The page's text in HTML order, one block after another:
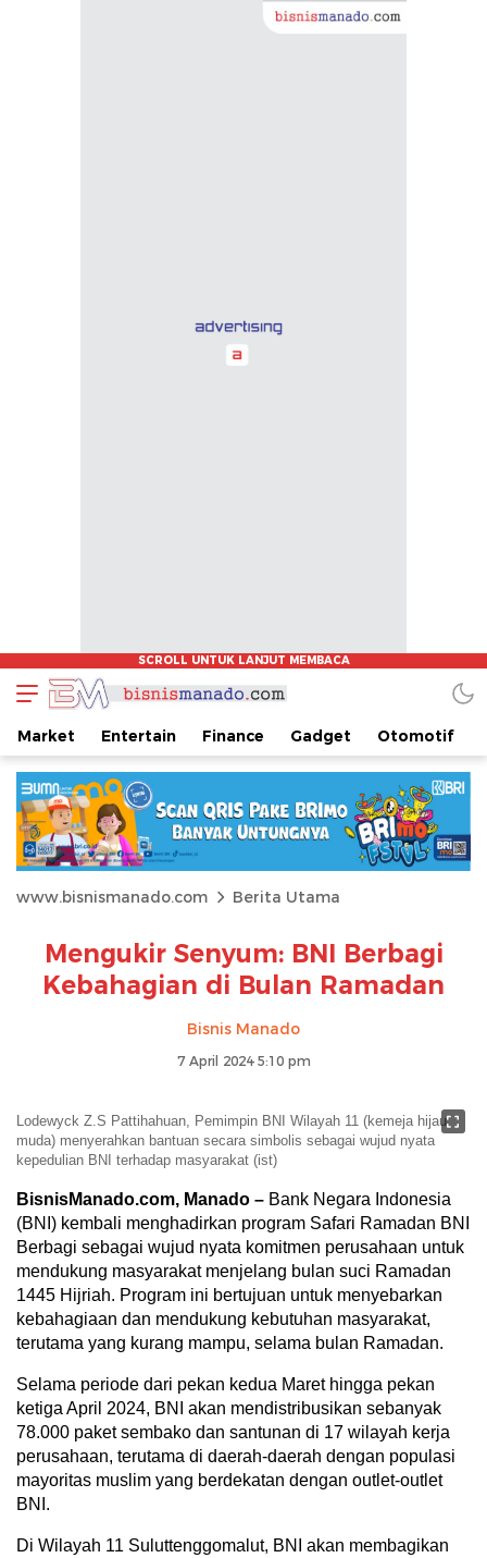
Market Entertain Finance Gadget Otomotif
www.bisnismanado.com Berita Utama
Mengukir Senyum: BNI Berbagi
Kebahagian di Bulan Ramadan
Bisnis Manado
7 April 2024 5:10 pm
Lodewyck Z.S Pattihahuan, Pemimpin BNI Wilayah 11 (kemeja hijau
muda) menyerahkan bantuan secara simbolis sebagai wujud nyata
kepedulian BNI terhadap masyarakat (ist)
BisnisManado.com, Manado – Bank Negara Indonesia
(BNI) kembali menghadirkan program Safari Ramadan BNI
Berbagi sebagai wujud nyata komitmen perusahaan untuk
mendukung masyarakat menjelang bulan suci Ramadan
1445 Hijriah. Program ini bertujuan untuk menyebarkan
kebahagiaan dan mendukung kebutuhan masyarakat,
terutama yang kurang mampu, selama bulan Ramadan.
Selama periode dari pekan kedua Maret hingga pekan
ketiga April 2024, BNI akan mendistribusikan sebanyak
78.000 paket sembako dan santunan di 17 wilayah kerja
perusahaan, terutama di daerah-daerah dengan populasi
mayoritas muslim yang berdekatan dengan outlet-outlet
BNI.
Di Wilayah 11 Suluttenggomalut, BNI akan membagikan